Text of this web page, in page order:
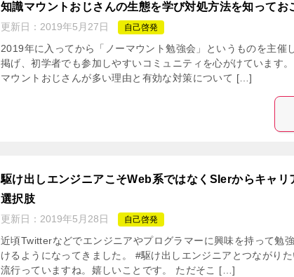
知識マウントおじさんの生態を学び対処方法を知ってお
更新日： 2019年5月27日 自己啓発
2019年に入ってから「ノーマウント勉強会」というものを主催
掲げ、初学者でも参加しやすいコミュニティを心がけています
マウントおじさんが多い理由と有効な対策について […]
駆け出しエンジニアこそWeb系ではなくSIerからキャリ
選択肢
更新日： 2019年5月28日 自己啓発
近頃Twitterなどでエンジニアやプログラマーに興味を持って勉
けるようになってきました。 #駆け出しエンジニアとつながり
流行っていますね。嬉しいことです。 ただそこ […]